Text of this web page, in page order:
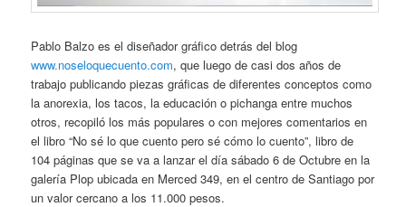
Pablo Balzo es el diseñador gráfico detrás del blog
www.noseloquecuento.com, que luego de casi dos años de
trabajo publicando piezas gráficas de diferentes conceptos como
la anorexia, los tacos, la educación o pichanga entre muchos
otros, recopiló los más populares o con mejores comentarios en
el libro “No sé lo que cuento pero sé cómo lo cuento”, libro de
104 páginas que se va a lanzar el día sábado 6 de Octubre en la
galería Plop ubicada en Merced 349, en el centro de Santiago por
un valor cercano a los 11.000 pesos.